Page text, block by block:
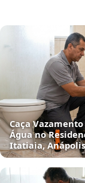
Caça
Água no
Itatiaia,